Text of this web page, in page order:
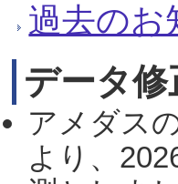
過去のお
データ
アメダス
より、